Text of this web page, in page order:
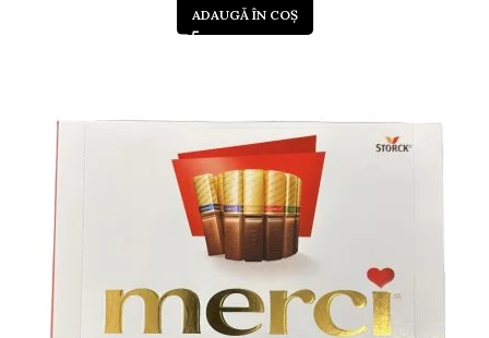
ADAUGĂ ÎN COȘ